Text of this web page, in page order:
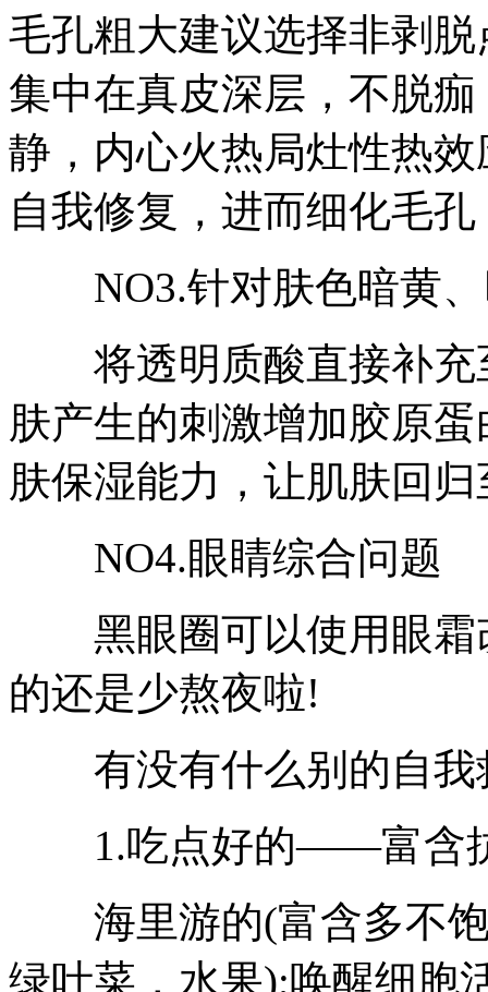
毛孔粗大建议选择非剥
集中在真皮深层，不脱
静，内心火热局灶性热
自我修复，进而细化毛
NO3.针对肤色暗黄、
将透明质酸直接补充
肤产生的刺激增加胶原
肤保湿能力，让肌肤回
NO4.眼睛综合问题
黑眼圈可以使用眼霜
的还是少熬夜啦!
有没有什么别的自我
1.吃点好的——富含抗
海里游的(富含多不饱
绿叶菜，水果);唤醒细胞